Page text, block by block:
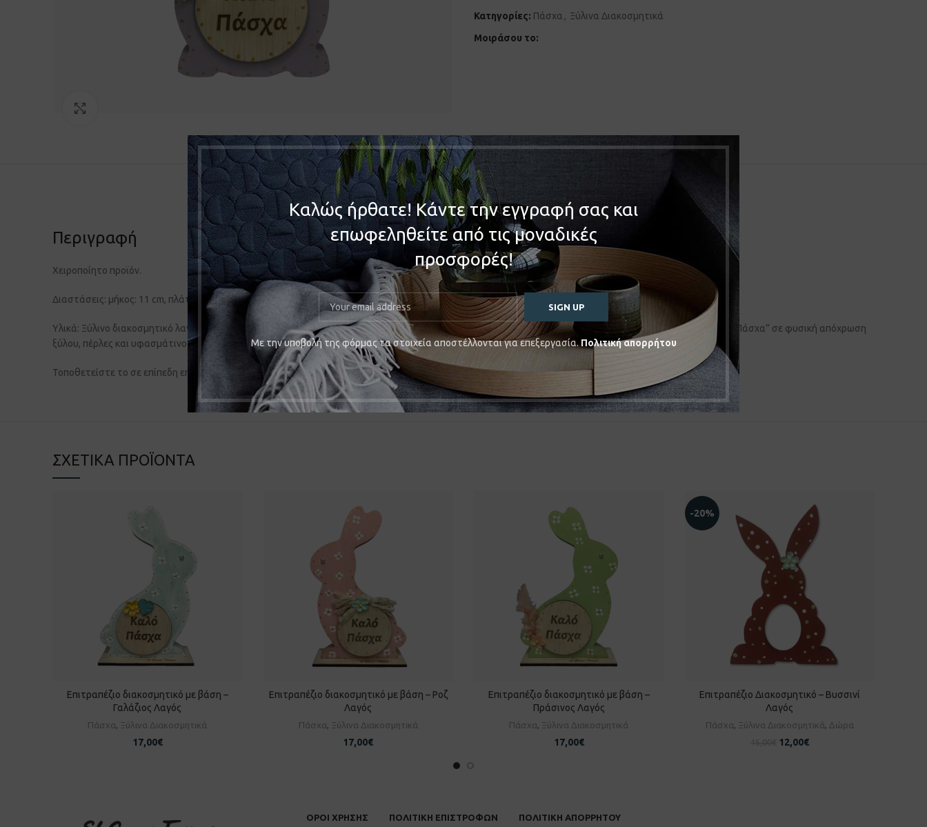
Καλώς ήρθατε! Κάντε την εγγραφή σας και
επωφεληθείτε από τις μοναδικές
προσφορές!
Mε την υποβολή της φόρμας τα στοιχεία αποστέλλονται για επεξεργασία. Πολιτική απορρήτου
Κατηγορίες: Πάσχα , Ξύλινα Διακοσμητικά
Μοιράσου το:
ΠΕΡΙΓΡΑΦΉ
Περιγραφή
Χειροποίητο προϊόν.
Διαστάσεις: μήκος: 11 cm, πλάτος: 3 cm, ύψος: 20 cm
Υλικά: Ξύλινο διακοσμητικό λαγουδάκι σε μωβ χρώμα, με λευκές και χρυσές λεπτομέρειες.Διακοσμείται με ξύλινο στρογγυλό επίπεδο με χάραξη ευχή “Καλό Πάσχα” σε φυσική απόχρωση
ξύλου, πέρλες και υφασμάτινο λουλούδι υψηλής ποιότητας.
Τοποθετείστε το σε επίπεδη επιφάνεια.
ΣΧΕΤΙΚΆ ΠΡΟΪΌΝΤΑ
ΠΡΟΣΘΉΚΗ ΣΤΟ ΚΑΛΆΘΙ
Επιτραπέζιο διακοσμητικό με βάση –
Γαλάζιος Λαγός
Πάσχα, Ξύλινα Διακοσμητικά
17,00€
ΠΡΟΣΘΉΚΗ ΣΤΟ ΚΑΛΆΘΙ
Επιτραπέζιο διακοσμητικό με βάση – Ροζ
Λαγός
Πάσχα, Ξύλινα Διακοσμητικά
17,00€
ΠΡΟΣΘΉΚΗ ΣΤΟ ΚΑΛΆΘΙ
Επιτραπέζιο διακοσμητικό με βάση –
Πράσινος Λαγός
Πάσχα, Ξύλινα Διακοσμητικά
17,00€
-20%
ΠΡΟΣΘΉΚΗ ΣΤΟ ΚΑΛΆΘΙ
Επιτραπέζιο Διακοσμητικό – Βυσσινί
Λαγός
Πάσχα, Ξύλινα Διακοσμητικά, Δώρα
12,00€
ΟΡΟΙ ΧΡΗΣΗΣ ΠΟΛΙΤΙΚΗ ΕΠΙΣΤΡΟΦΩΝ ΠΟΛΙΤΙΚΗ ΑΠΟΡΡΗΤΟΥ